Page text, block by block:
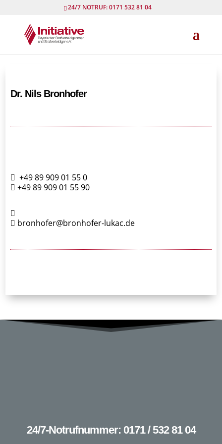
24/7 NOTRUF: 0171 532 81 04
Dr. Nils Bronhofer
+49 89 909 01 55 0
+49 89 909 01 55 90
bronhofer@bronhofer-lukac.de
24/7-Notrufnummer: 0171 / 532 81 04